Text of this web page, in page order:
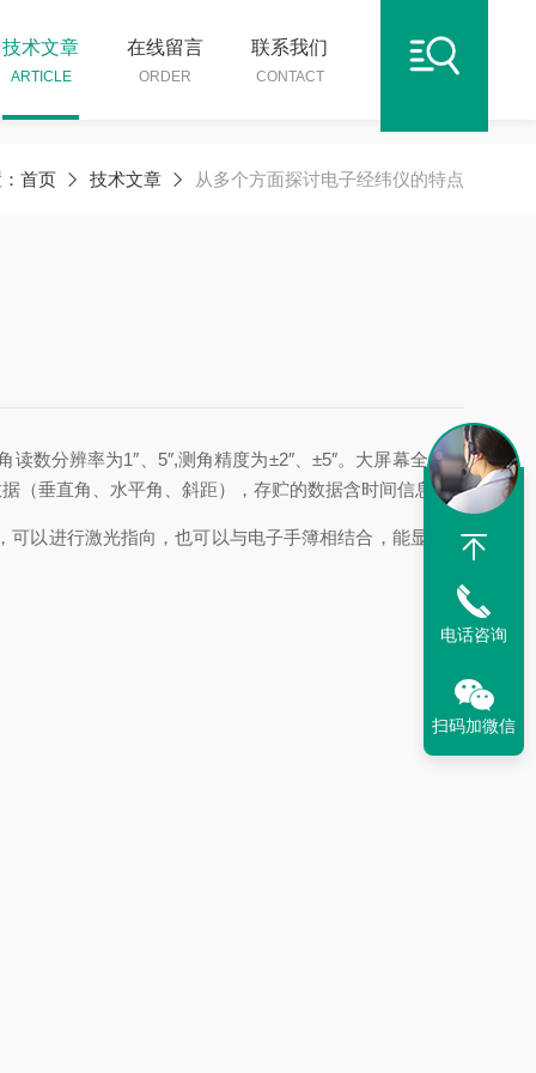
技术文章
ARTICLE
在线留言
ORDER
联系我们
CONTACT
首页 技术文章 从多个方面探讨电子经纬仪的特点
数分辨率为1″、5″,测角精度为±2″、±5″。大屏幕全中文
（垂直角、水平角、斜距），存贮的数据含时间信息。
以进行激光指向，也可以与电子手簿相结合，能显示、
电话咨询
扫码加微信